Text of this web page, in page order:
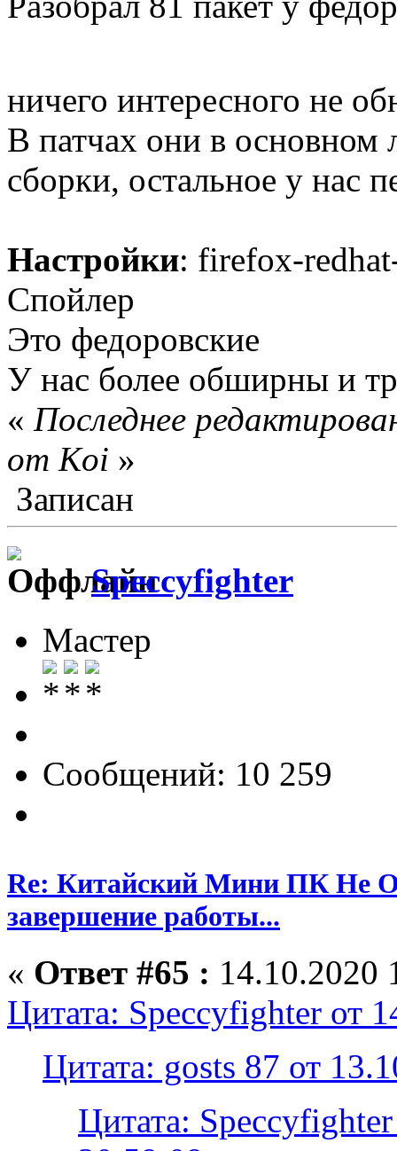
ничего интересного не
В патчах они в основном
сборки, остальное у нас
Настройки: firefox-
Спойлер
Это федоровские
У нас более обширны и
« Последнее
от Koi »
Записан
Speccyfighter
Мастер
Сообщений: 10 259
Re: Китайский Мини ПК Не
завершение работы...
« Ответ #65 : 14.10.2020
Цитата: Speccyfighter от
Цитата: gosts 87 от
Цитата: